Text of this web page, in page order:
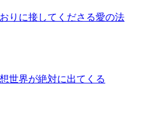
りに接してくださる愛の法
世界が絶対に出てくる